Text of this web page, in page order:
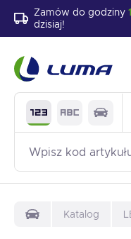
Zamów do godziny
dzisiaj!
Katalog